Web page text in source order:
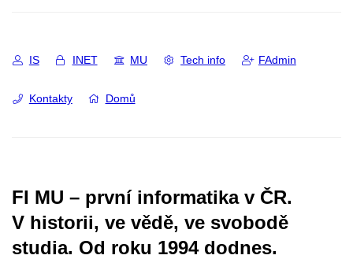
IS INET MU Tech info FAdmin
Kontakty Domů
FI MU – první informatika v ČR.
V historii, ve vědě, ve svobodě
studia. Od roku 1994 dodnes.